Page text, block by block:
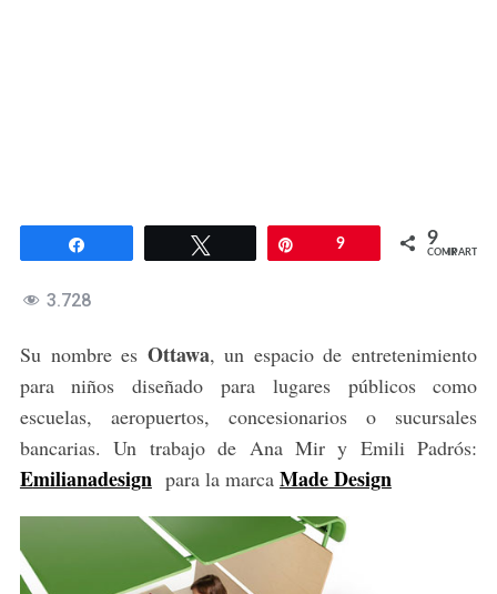
Twittear 9 9
COMPARTIR
3.728
Su nombre es Ottawa, un espacio de entretenimiento
para niños diseñado para lugares públicos como
escuelas, aeropuertos, concesionarios o sucursales
bancarias. Un trabajo de Ana Mir y Emili Padrós:
Emilianadesignpara la marca Made Design